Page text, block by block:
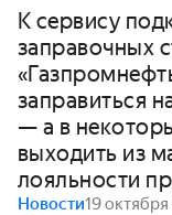
К сервису
заправочных
заправиться
— а в
выходить из
лояльности
Новости19